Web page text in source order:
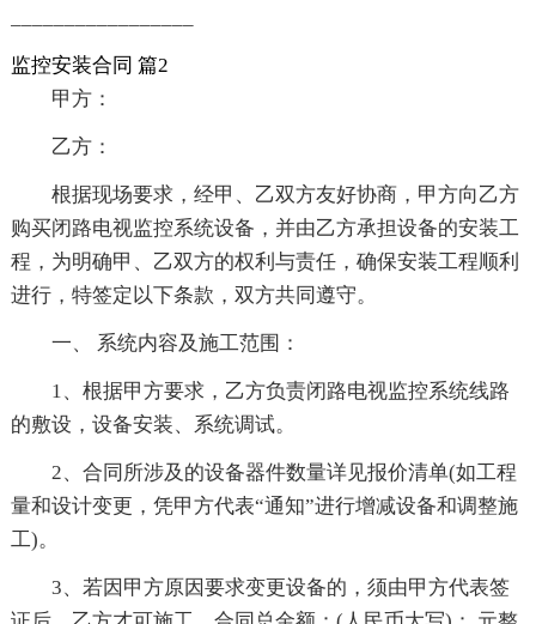
监控安装合同 篇2
甲方：
乙方：
根据现场要求，经甲、乙双方友好协商，甲方向乙方
购买闭路电视监控系统设备，并由乙方承担设备的安装工
程，为明确甲、乙双方的权利与责任，确保安装工程顺利
进行，特签定以下条款，双方共同遵守。
一、 系统内容及施工范围：
1、根据甲方要求，乙方负责闭路电视监控系统线路
的敷设，设备安装、系统调试。
2、合同所涉及的设备器件数量详见报价清单(如工程
量和设计变更，凭甲方代表“通知”进行增减设备和调整施
工)。
3、若因甲方原因要求变更设备的，须由甲方代表签